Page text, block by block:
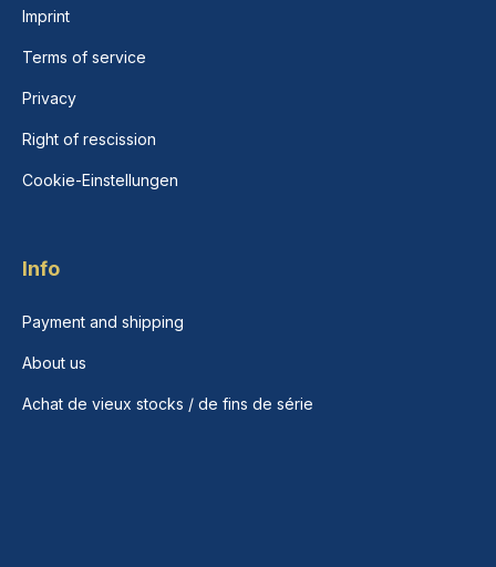
Imprint
Terms of service
Privacy
Right of rescission
Cookie-Einstellungen
Info
Payment and shipping
About us
Achat de vieux stocks / de fins de série